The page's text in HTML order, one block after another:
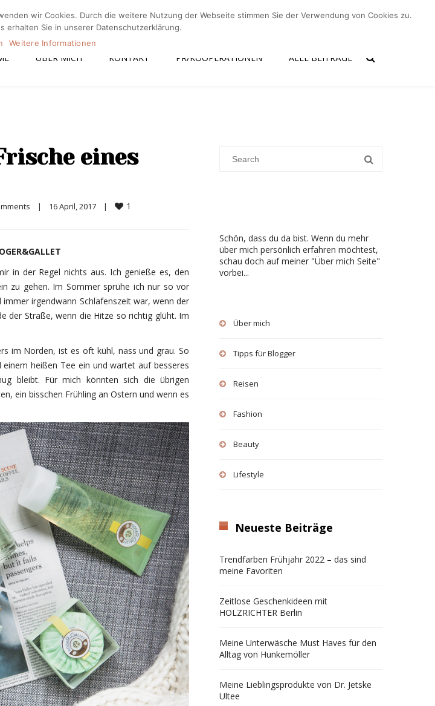
Home Über mich Kontakt PR/Kooperationen Alle Beiträge
ÜBER MICH KONTAKT PR/KOOPERATIONEN ALLE BEITRÄGE
eines
| 16 April, 2017 | 1
in der Regel nichts aus. Ich genieße es, den
zu gehen. Im Sommer sprühe ich nur so vor
irgendwann Schlafenszeit war, wenn der
der Straße, wenn die Hitze so richtig glüht. Im
im Norden, ist es oft kühl, nass und grau. So
heißen Tee ein und wartet auf besseres
bleibt. Für mich könnten sich die übrigen
ein bisschen Frühling an Ostern und wenn es
Schön, dass du da bist. Wenn du mehr
über mich persönlich erfahren möchtest,
schau doch auf meiner "Über mich Seite"
vorbei...
Über mich
Tipps für Blogger
Reisen
Fashion
Beauty
Lifestyle
Neueste Beiträge
Trendfarben Frühjahr 2022 – das sind
meine Favoriten
Zeitlose Geschenkideen mit
HOLZRICHTER Berlin
Meine Unterwäsche Must Haves für den
Alltag von Hunkemöller
Meine Lieblingsprodukte von Dr. Jetske
Ultee
wir Cookies. Durch die weitere Nutzung der Webseite stimmen Sie der Verwendung von Cookies zu.
erhalten Sie in unserer Datenschutzerklärung.
Weitere Informationen